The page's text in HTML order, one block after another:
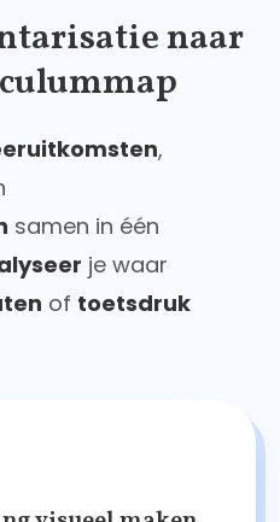
naar
,
samen in één
je waar
of toetsdruk